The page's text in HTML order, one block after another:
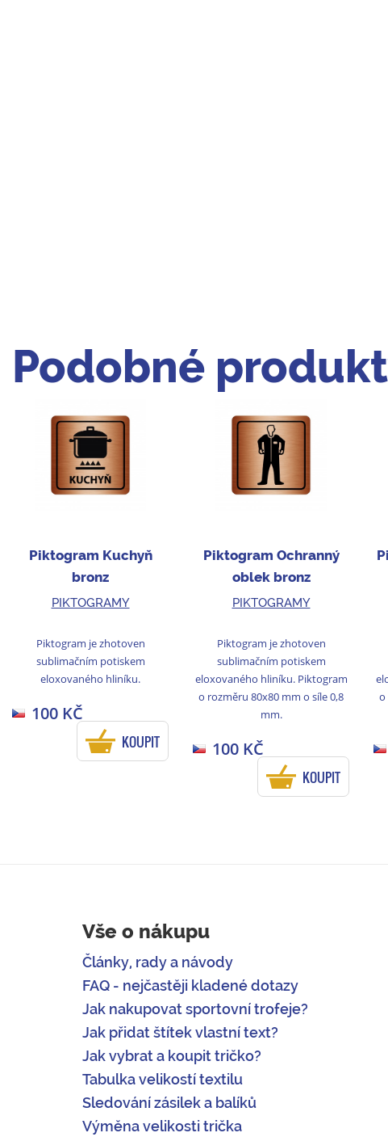
Podobné
Piktogram Kuchyň
bronz
PIKTOGRAMY
Piktogram je zhotoven
sublimačním potiskem
eloxovaného hliníku.
100 KČ
KOUPIT
Piktogram Ochranný
oblek bronz
PIKTOGRAMY
Piktogram je zhotoven
sublimačním potiskem
eloxovaného hliníku. Piktogram
o rozměru 80x80 mm o síle 0,8
mm.
100 KČ
KOUPIT
o
Vše o nákupu
Články, rady a návody
FAQ - nejčastěji kladené dotazy
Jak nakupovat sportovní trofeje?
Jak přidat štítek vlastní text?
Jak vybrat a koupit tričko?
Tabulka velikostí textilu
Sledování zásilek a balíků
Výměna velikosti trička